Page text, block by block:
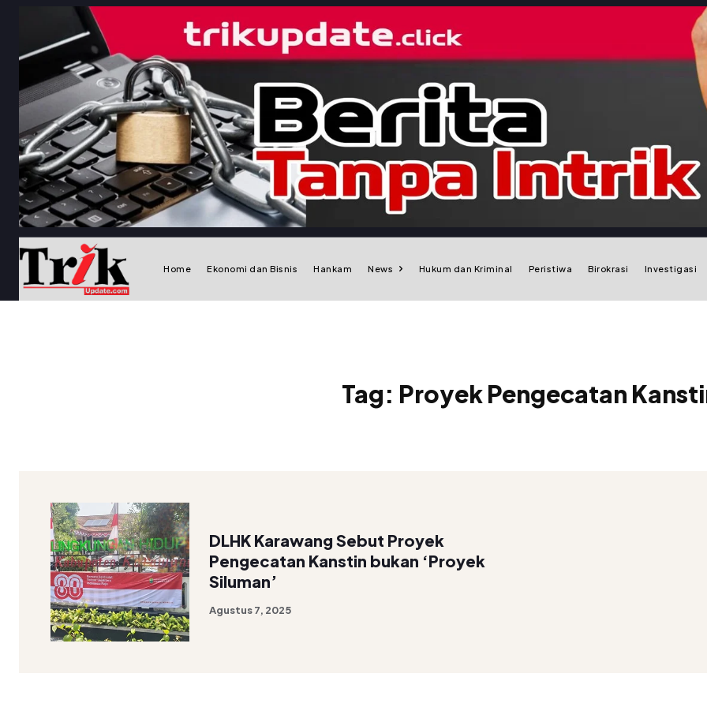
Home Ekonomi dan Bisnis Hankam News Hukum dan Kriminal Peristiwa Birokrasi Investigasi
Tag: Proyek Pengecatan
DLHK Karawang Sebut Proyek
Pengecatan Kanstin bukan ‘Proyek
Siluman’
Agustus 7, 2025